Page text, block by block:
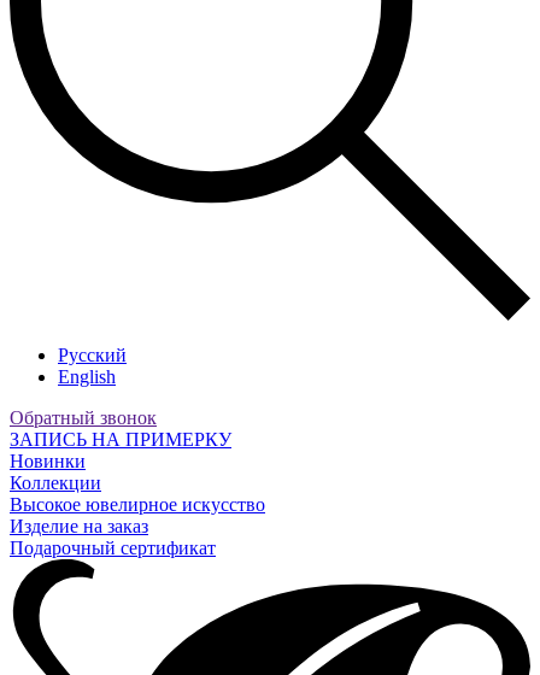
Русский
English
Обратный звонок
ЗАПИСЬ НА ПРИМЕРКУ
Новинки
Коллекции
Высокое ювелирное искусство
Изделие на заказ
Подарочный сертификат